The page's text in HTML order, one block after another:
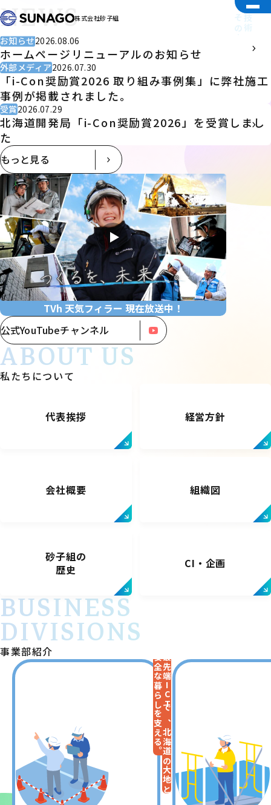
株式会社砂子組 技術で未来を切り拓く。
その中心に「人」がいる。
NEWS
お知らせ2026.08.06
ホームページリニューアルのお知らせ
外部メディア2026.07.30
「i-Con奨励賞2026 取り組み事例集」に弊社施工
事例が掲載されました。
受賞2026.07.29
北海道開発局「i-Con奨励賞2026」を受賞しまし
た
もっと見る
TVh 天気フィラー 現在放送中！
公式YouTubeチャンネル
私たちについて
ABOUT US
代表挨拶 経営方針
会社概要 組織図
砂子組の
歴史
CI・企画
事業部紹介
BUSINESS
DIVISIONS
最先端ICTで、北海道の大地と
安全な暮らしを支える。